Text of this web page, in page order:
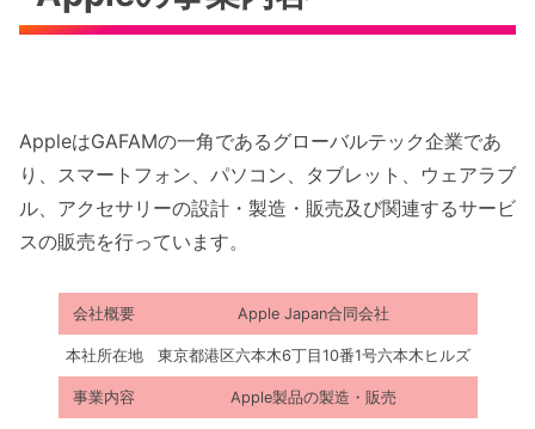
AppleはGAFAMの一角であるグローバルテック企業であ
り、スマートフォン、パソコン、タブレット、ウェアラブ
ル、アクセサリーの設計・製造・販売及び関連するサービ
スの販売を行っています。
会社概要 Apple Japan合同会社
本社所在地 東京都港区六本木6丁目10番1号六本木ヒルズ
事業内容 Apple製品の製造・販売